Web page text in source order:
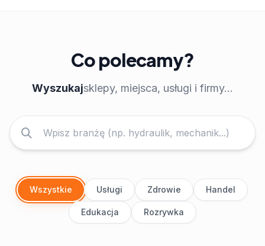
Co polecamy?
Wyszukajsklepy, miejsca, usługi i firmy...
Wszystkie Usługi Zdrowie Handel
Edukacja Rozrywka